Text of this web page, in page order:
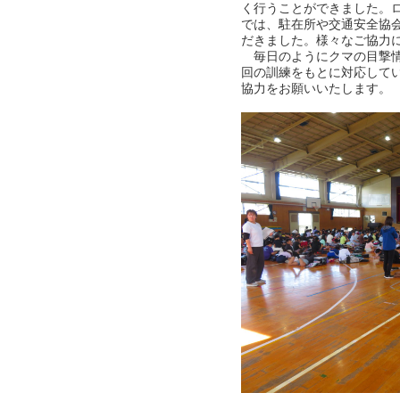
く行うことができました。
では、駐在所や交通安全協
だきました。様々なご協力
毎日のようにクマの目撃
回の訓練をもとに対応して
協力をお願いいたします。